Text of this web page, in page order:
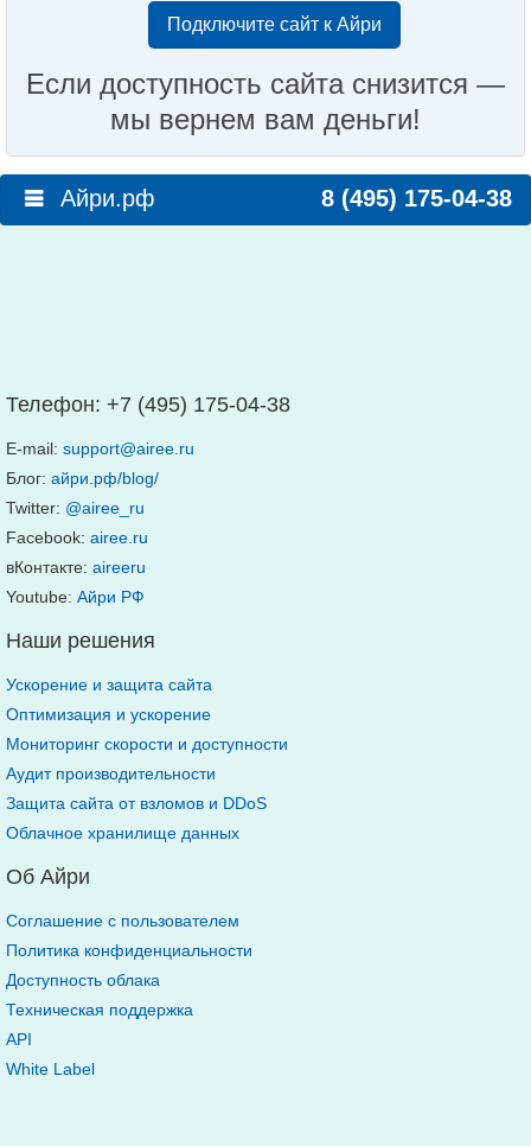
Подключите сайт к Айри
Если доступность сайта снизится —
мы вернем вам деньги!
Айри.рф 8 (495) 175-04-38
Телефон: +7 (495) 175-04-38
E-mail: support@airee.ru
Блог: айри.рф/blog/
Twitter: @airee_ru
Facebook: airee.ru
вКонтакте: aireeru
Youtube: Айри РФ
Наши решения
Ускорение и защита сайта
Оптимизация и ускорение
Мониторинг скорости и доступности
Аудит производительности
Защита сайта от взломов и DDoS
Облачное хранилище данных
Об Айри
Соглашение с пользователем
Политика конфиденциальности
Доступность облака
Техническая поддержка
API
White Label